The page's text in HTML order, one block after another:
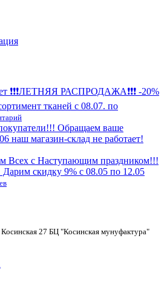
❗️❗️❗️ЛЕТНЯЯ РАСПРОДАЖА❗️❗️❗️ -20%
тканей с 08.07. по
Обращаем ваше
наш магазин-склад не работает!
Всех с Наступающим праздником!!!
скидку 9% с 08.05 по 12.05
27 БЦ "Косинская мунуфактура"